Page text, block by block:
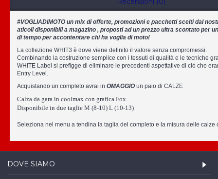
#VOGLIADIMOTO un mix di offerte, promozioni e pacchetti scelti dal
aticoli disponibili a magazino , proposti ad un prezzo ultra scontato per
di tempo per accontentare chi ha voglia di moto!
La collezione WHIT3 è dove viene definito il valore senza compromessi.
Combinando la costruzione semplice con i tessuti di qualità e le tecniche
WHITE Label si prefigge di eliminare le precedenti aspettative di ciò che
Entry Level.
Acquistando un completo avrai in OMAGGIO un paio di CALZE
Calza da gara in coolmax con grafica Fox.
Disponibile in due taglie M (8-10) L (10-13)
Seleziona nel menu a tendina la taglia del completo e la misura delle calze
DOVE SIAMO